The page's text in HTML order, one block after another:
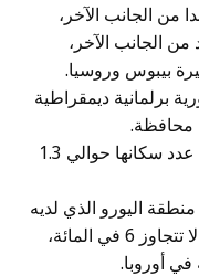
من الجانب الآخر،
الجانب الآخر،
بيبوس وروسيا.
برلمانية ديمقراطية
عاصمتها وأكبر مدنها هي تالين. يبلغ عدد سكانها حوالي 1.3
اليورو الذي لديه
فائض في الميزانية، وبديون وطنية لا تتجاوز 6 في المائة،
أوروبا.